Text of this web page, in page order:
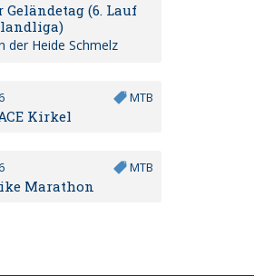
Geländetag (6. Lauf
der Heide Schmelz
MTB
Kirkel
MTB
Marathon